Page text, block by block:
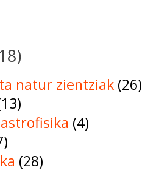
natur zientziak (26)
(4)
(28)